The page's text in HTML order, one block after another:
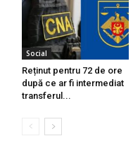
Social
Reținut pentru 72 de ore
după ce ar fi intermediat
transferul...